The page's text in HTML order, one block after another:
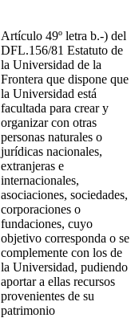
Artículo 49º letra b.-) del
DFL.156/81 Estatuto de
la Universidad de la
Frontera que dispone que
la Universidad está
facultada para crear y
organizar con otras
personas naturales o
jurídicas nacionales,
extranjeras e
internacionales,
asociaciones, sociedades,
corporaciones o
fundaciones, cuyo
objetivo corresponda o se
complemente con los de
la Universidad, pudiendo
aportar a ellas recursos
provenientes de su
patrimonio